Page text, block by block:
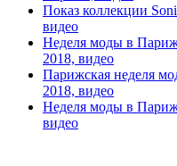
Показ коллекции
видео
Неделя моды в
2018, видео
Парижская неделя
2018, видео
Неделя моды в
видео